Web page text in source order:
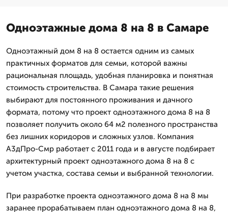
Одноэтажные дома 8 на 8 в Самаре
Одноэтажный дом 8 на 8 остается одним из самых
практичных форматов для семьи, которой важны
рациональная площадь, удобная планировка и понятная
стоимость строительства. В Самара такие решения
выбирают для постоянного проживания и дачного
формата, потому что проект одноэтажного дома 8 на 8
позволяет получить около 64 м2 полезного пространства
без лишних коридоров и сложных узлов. Компания
А3дПро-Смр работает с 2011 года и в августе подбирает
архитектурный проект одноэтажного дома 8 на 8 с
учетом участка, состава семьи и выбранной технологии.
При разработке проекта одноэтажного дома 8 на 8 мы
заранее прорабатываем план одноэтажного дома 8 на 8,